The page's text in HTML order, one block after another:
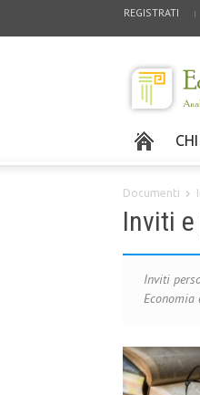
REGISTRATI
Documenti
Inviti
Inviti
Economia